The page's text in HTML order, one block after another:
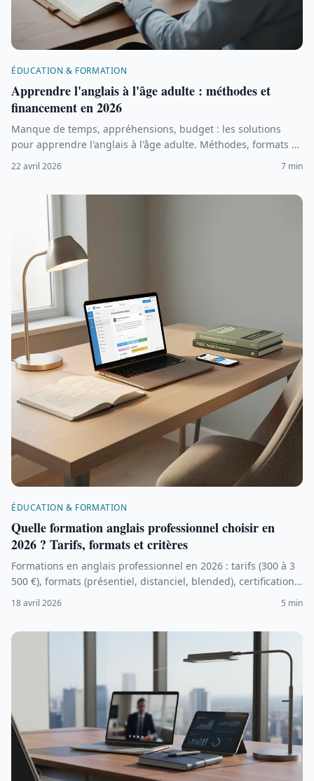
ÉDUCATION & FORMATION
Apprendre l'anglais à l'âge adulte : méthodes et
financement en 2026
Manque de temps, appréhensions, budget : les solutions
pour apprendre l'anglais à l'âge adulte. Méthodes, formats et
financement CPF en 2026.
22 avril 2026 7 min
ÉDUCATION & FORMATION
Quelle formation anglais professionnel choisir en
2026 ? Tarifs, formats et critères
Formations en anglais professionnel en 2026 : tarifs (300 à 3
500 €), formats (présentiel, distanciel, blended), certifications
(TOEIC, Bright) et critères pour choisir la meilleure option.
18 avril 2026 5 min